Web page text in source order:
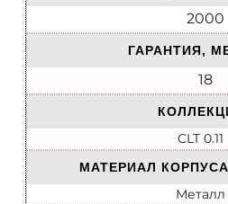
2000
ГАРАНТИЯ,
18
CLT 0.11
МАТЕРИАЛ
Металл